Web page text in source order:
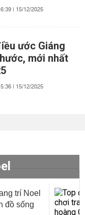
| 15/12/2025
ước Giáng
mới nhất
| 15/12/2025
trí Noel
đồ sống